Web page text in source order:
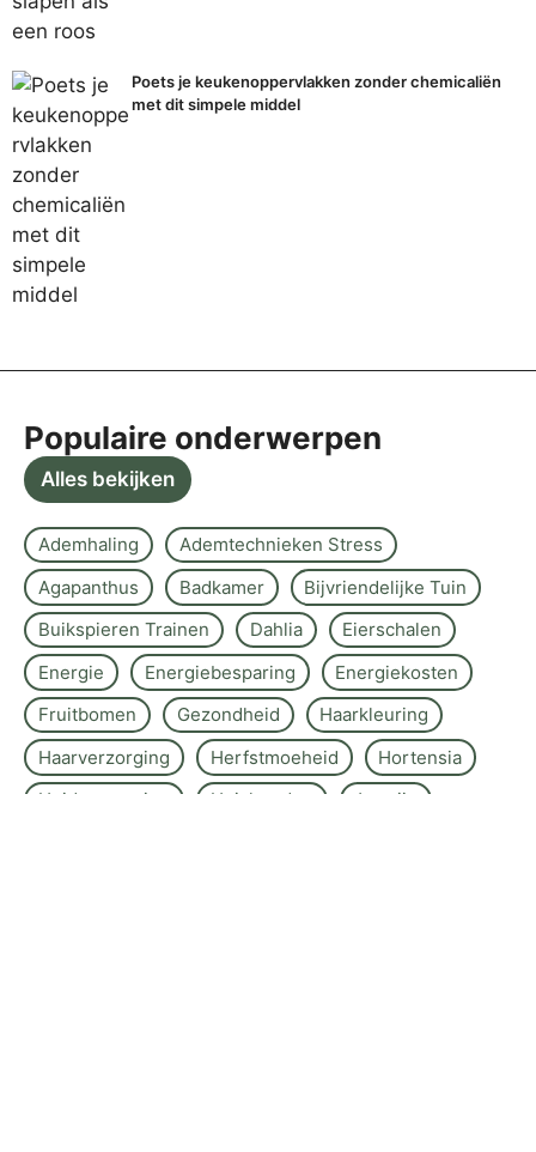
Poets je keukenoppervlakken zonder chemicaliën
met dit simpele middel
Populaire onderwerpen
Alles bekijken
Ademhaling
Ademtechnieken Stress
Agapanthus
Badkamer
Bijvriendelijke Tuin
Buikspieren Trainen
Dahlia
Eierschalen
Energie
Energiebesparing
Energiekosten
Fruitbomen
Gezondheid
Haarkleuring
Haarverzorging
Herfstmoeheid
Hortensia
Huidverzorging
Huishouden
Jasmijn